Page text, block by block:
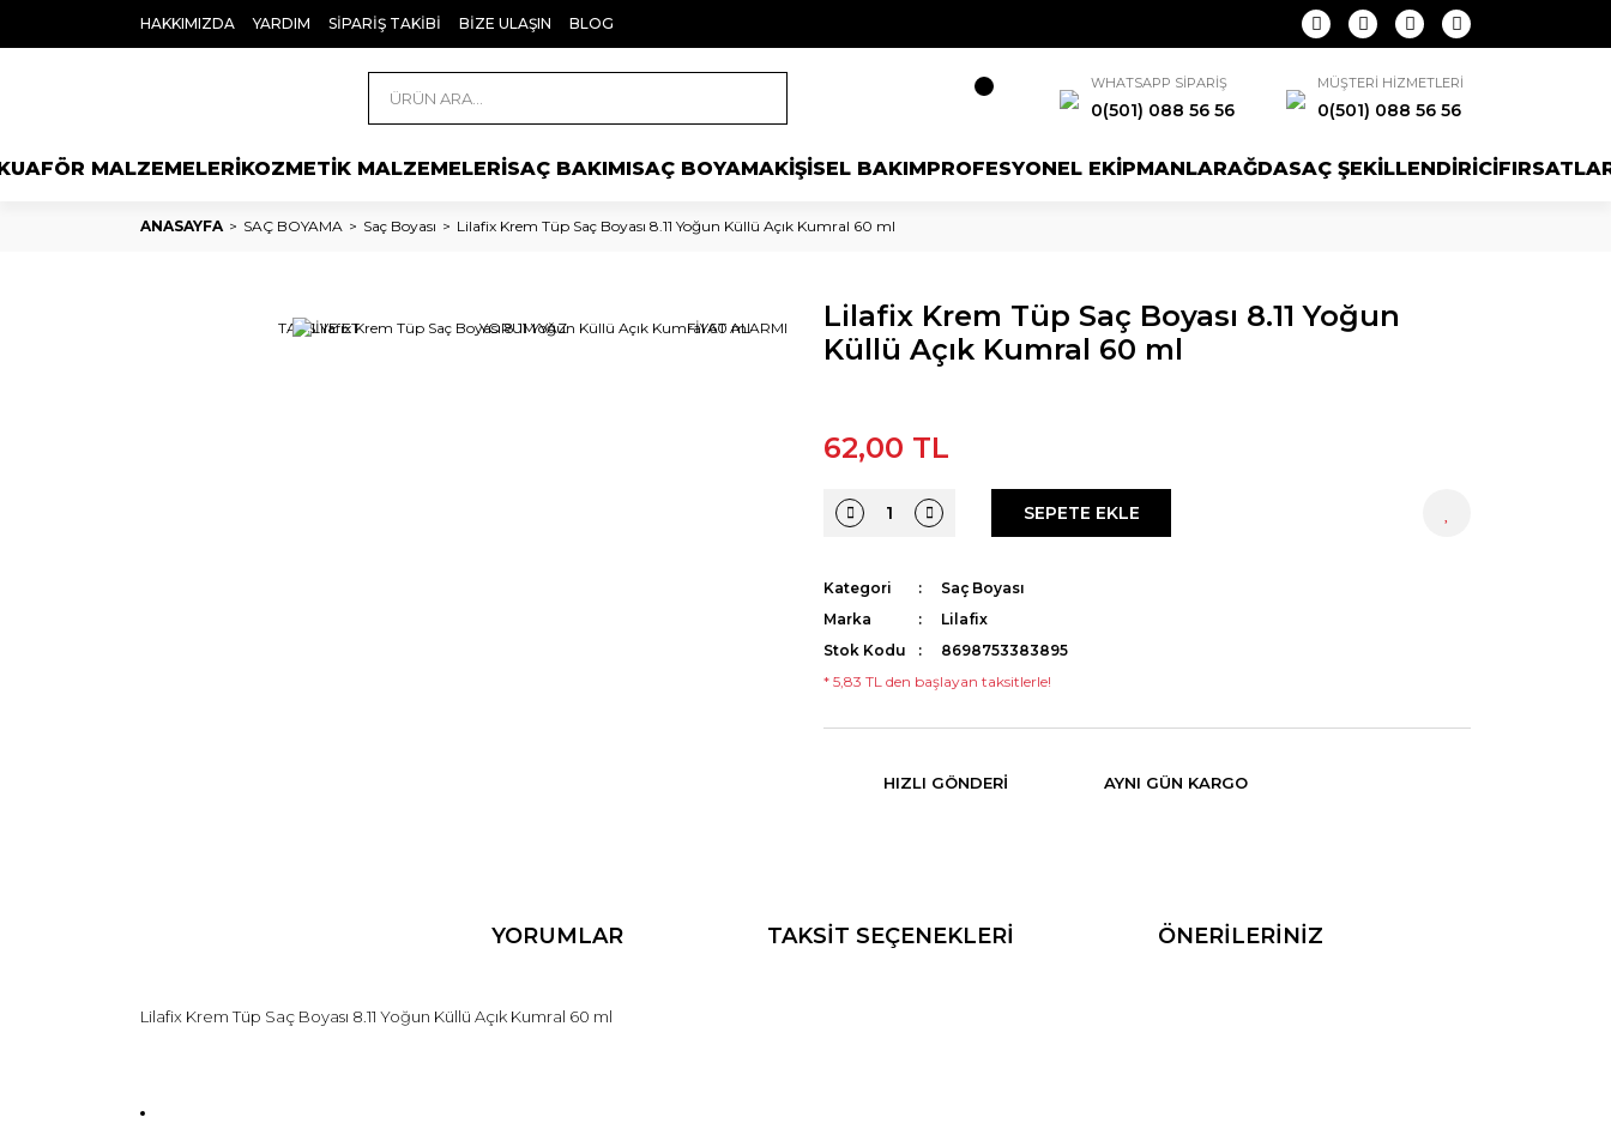
HAKKIMIZDA YARDIM SİPARİŞ TAKİBİ BİZE ULAŞIN BLOG
WHATSAPP SİPARİŞ
0(501) 088 56 56
MÜŞTERİ HİZMETLERİ
0(501) 088 56 56
MALZEMELERİKOZMETİK MALZEMELERİSAÇ BAKIMISAÇ BOYAMAKİŞİSEL BAKIMPROFESYONEL EKİPMANLARAĞDASAÇ ŞEKİLLENDİRİCİ
ANASAYFA SAÇ BOYAMA Saç Boyası Lilafix Krem Tüp Saç Boyası 8.11 Yoğun Küllü Açık Kumral 60 ml
TAVSİYE ET YORUM YAZ FİYAT ALARMI
Lilafix Krem Tüp Saç Boyası 8.11 Yoğun
Küllü Açık Kumral 60 ml
62,00 TL
SEPETE EKLE
Kategori
Saç Boyası
Marka
Lilafix
Stok Kodu
8698753383895
* 5,83 TL den başlayan taksitlerle!
HIZLI GÖNDERI AYNI GÜN KARGO
YORUMLAR TAKSİT SEÇENEKLERİ ÖNERİLERİNİZ
Lilafix Krem Tüp Saç Boyası 8.11 Yoğun Küllü Açık Kumral 60 ml